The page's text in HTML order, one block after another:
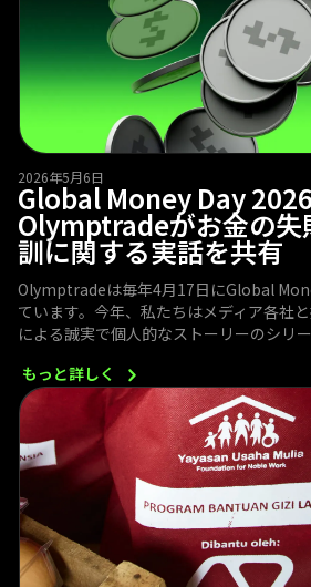
2026年5月6日
Global Money Day 2026
Olymptradeがお金の失
訓に関する実話を共有
Olymptradeは毎年4月17日にGlobal
ています。今年、私たちはメディア各社
による誠実で個人的なストーリーのシリ
もっと詳しく